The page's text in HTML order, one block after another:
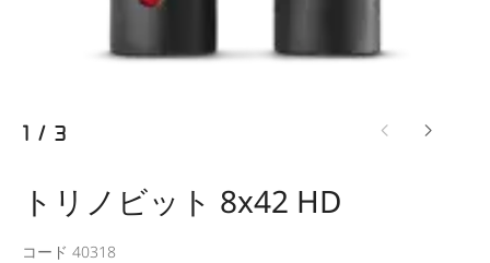
1 / 3
トリノビット 8x42 HD
コード 40318